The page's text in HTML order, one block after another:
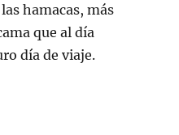
hamacas, más
que al día
día de viaje.